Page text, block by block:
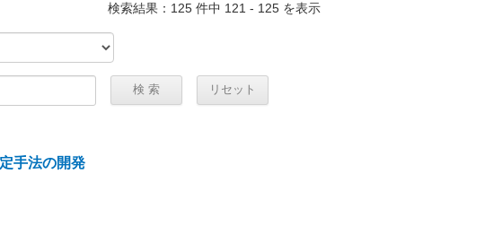
検索結果：125 件中 121 - 125 を表示
手法の開発